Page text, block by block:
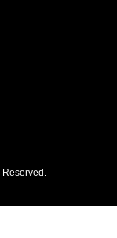
Reserved.